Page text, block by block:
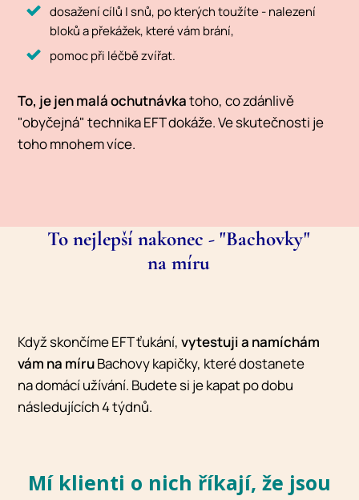
dosažení cílů | snů, po kterých toužíte - nalezení
bloků a překážek, které vám brání,
pomoc při léčbě zvířat.
To, je jen malá ochutnávkatoho, co zdánlivě
"obyčejná" technika EFT dokáže. Ve skutečnosti je
toho mnohem více.
To nejlepší nakonec - "Bachovky"
na míru
Když skončíme EFT ťukání,vytestuji a namíchám
vám na míruBachovy kapičky, které dostanete
na domácí užívání. Budete si je kapat po dobu
následujících 4 týdnů.
Mí klienti o nich říkají, že jsou